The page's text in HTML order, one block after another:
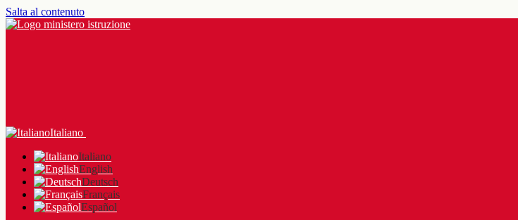
Salta al contenuto
Italiano
Italiano
English
Deutsch
Français
Español